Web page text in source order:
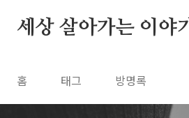
세상 살아가는 이야기
홈 태그 방명록